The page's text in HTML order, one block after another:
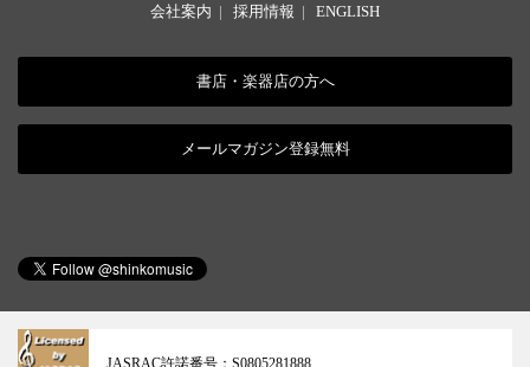
会社案内 | 採用情報 | ENGLISH
書店・楽器店の方へ
メールマガジン登録無料
JASRAC許諾番号： S0805281888